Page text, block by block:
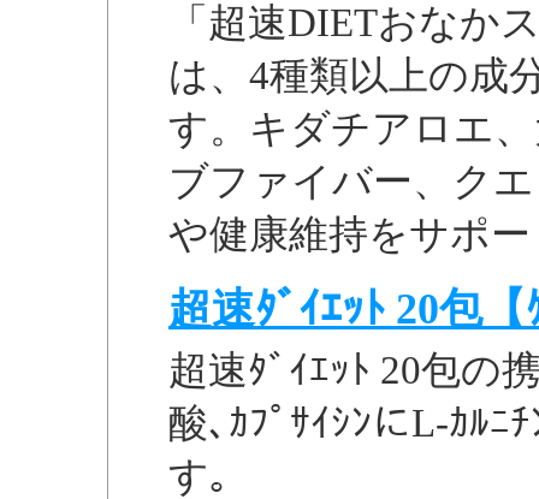
「超速DIETおなか
は、4種類以上の成
す。キダチアロエ
ブファイバー、ク
や健康維持をサポー
超速ﾀﾞｲｴｯﾄ 20包【
超速ﾀﾞｲｴｯﾄ 20包の
酸､ｶﾌﾟｻｲｼﾝにL-ｶﾙﾆ
す｡